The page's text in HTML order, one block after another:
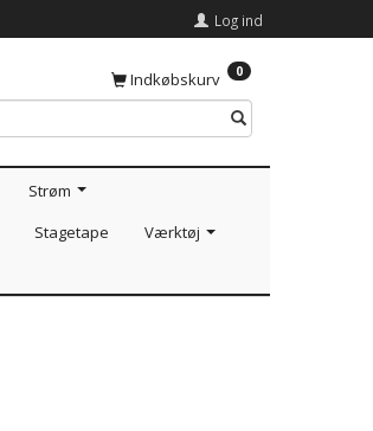
Log ind
Indkøbskurv 0
Strøm
Stagetape
Værktøj